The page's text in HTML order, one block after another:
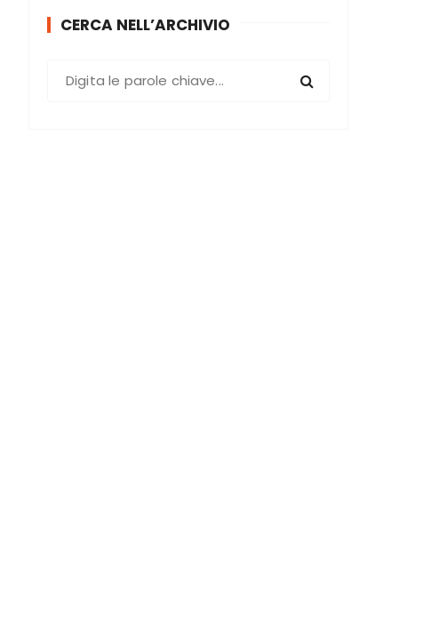
CERCA NELL’ARCHIVIO